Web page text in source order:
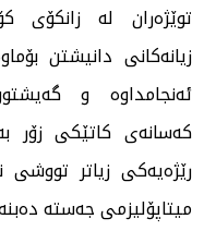
توێژەران لە زانکۆی
ئەنجامداوە و
کەسانەی کاتێکی زۆر
رێژەیەکی زیاتر
میتاپۆلیزمی جەستە